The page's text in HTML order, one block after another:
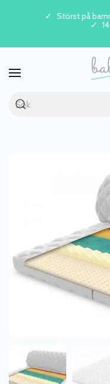
Skip to main content
Störst på